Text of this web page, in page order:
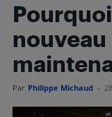
Par Philippe Michaud -